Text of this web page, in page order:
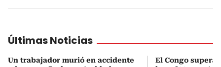
Últimas Noticias
Un trabajador murió en accidente
El Congo supera